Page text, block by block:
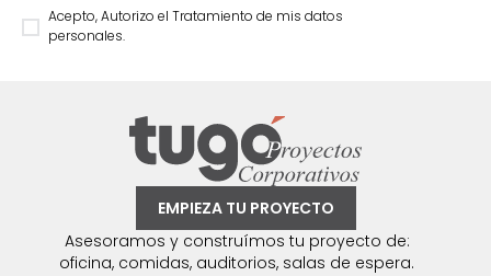
Acepto, Autorizo el Tratamiento de mis datos
personales.
EMPIEZA TU PROYECTO
Asesoramos y construímos tu proyecto de:
oficina, comidas, auditorios, salas de espera.